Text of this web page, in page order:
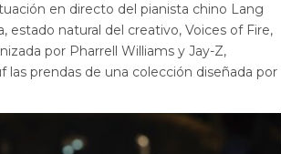
en directo del pianista chino Lang
estado natural del creativo, Voices of Fire,
por Pharrell Williams y Jay-Z,
prendas de una colección diseñada por